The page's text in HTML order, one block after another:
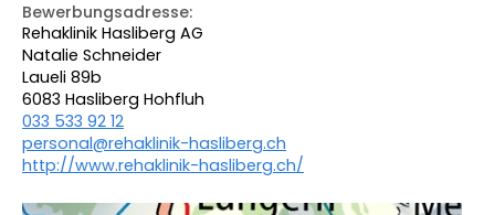
Bewerbungsadresse:
Rehaklinik Hasliberg AG
Natalie Schneider
Laueli 89b
6083 Hasliberg Hohfluh
033 533 92 12
personal@rehaklinik-hasliberg.ch
http://www.rehaklinik-hasliberg.ch/